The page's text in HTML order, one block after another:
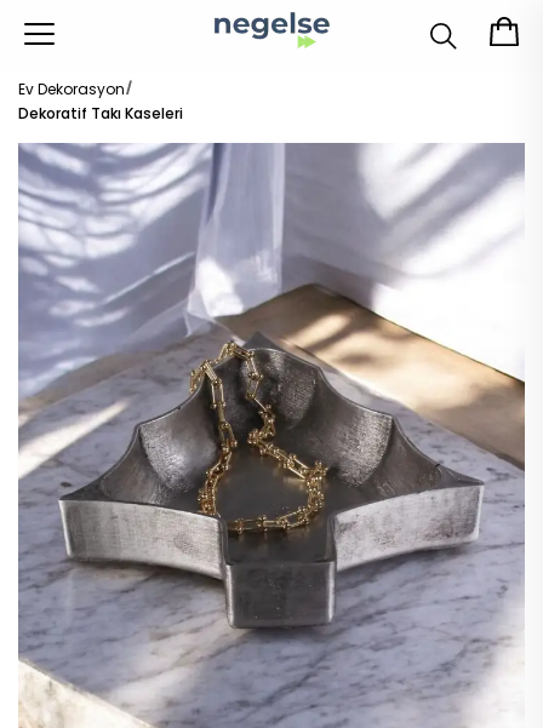
Ev Dekorasyon
Dekoratif Takı Kaseleri